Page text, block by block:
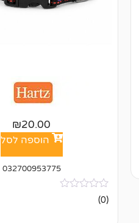
₪20.00
הוספה לסל
032700953775
אין
ביקורות
(0)